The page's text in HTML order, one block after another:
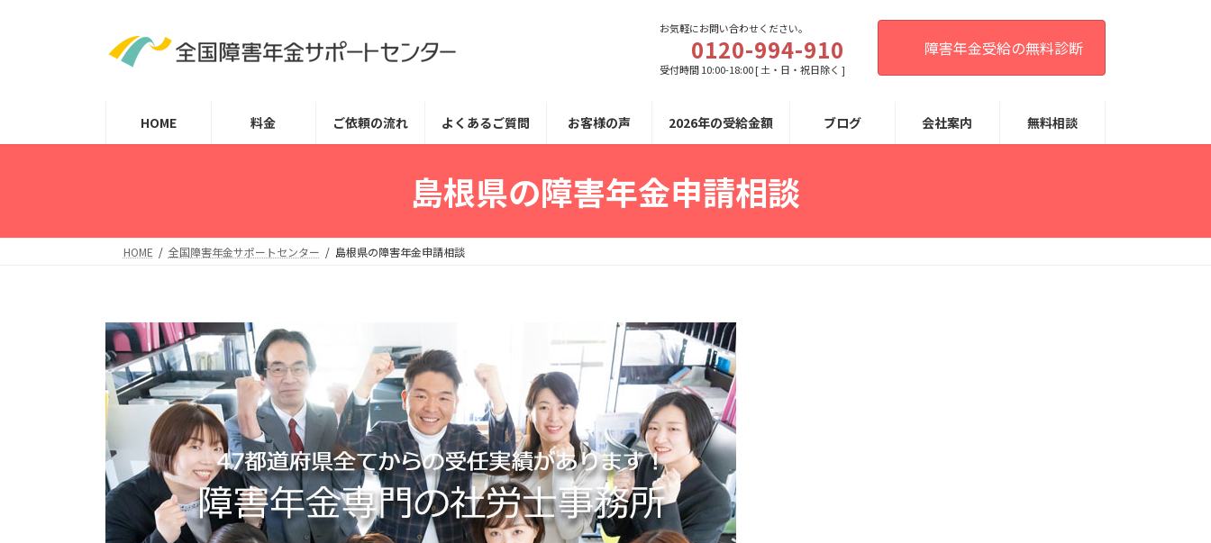
ス
ン
お気軽にお問い合わせください。
0120-994-910
受付時間 10:00-18:00 [ 土・日・祝日除く ]
障害年金受給の無料診断
HOME 料金 ご依頼の流れ よくあるご質問 お客様の声 2026年の受給金額 ブログ 会社案内 無料相談
島根県の障害年金申請相談
HOME 全国障害年金サポートセンター 島根県の障害年金申請相談